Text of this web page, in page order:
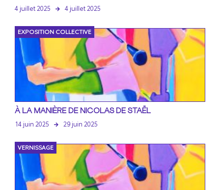
4 juillet 2025 4 juillet 2025
EXPOSITION COLLECTIVE
À LA MANIÈRE DE NICOLAS DE STAËL
14 juin 2025 29 juin 2025
VERNISSAGE